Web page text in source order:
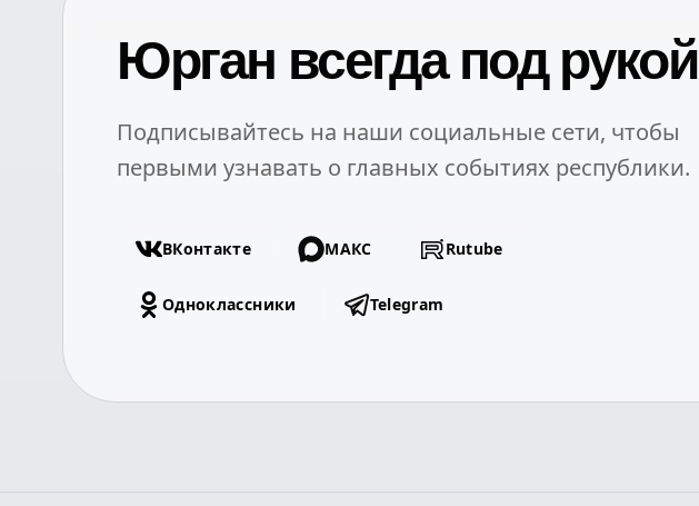
Юрган всегда под рукой
Подписывайтесь на наши социальные сети, чтобы
первыми узнавать о главных событиях республики.
ВКонтакте МАКС Rutube
Одноклассники Telegram